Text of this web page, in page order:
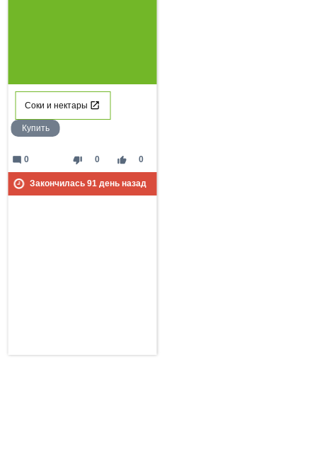
Соки и нектары
Купить
thumb_down 0 thumb_up 0
mode_comment 0
Закончилась 91день назад